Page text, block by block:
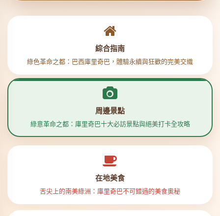
綜合指南
綠色革命之都：巴西庫里奇巴，體驗永續與狂歡的完美交織
周邊景點
綠意革命之都：庫里奇巴十大必訪景點與絕美打卡全攻略
在地美食
舌尖上的南美綠洲：庫里奇巴不可錯過的美食奧秘